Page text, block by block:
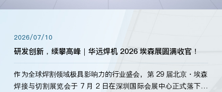
2026/07/10
研发创新，续攀高峰｜华远焊机 2026 埃森展圆满收官！
作为全球焊割领域极具影响力的行业盛会，第 29 届北京・埃森
焊接与切割展览会于 7 月 2 日在深圳国际会展中心正式落下帷